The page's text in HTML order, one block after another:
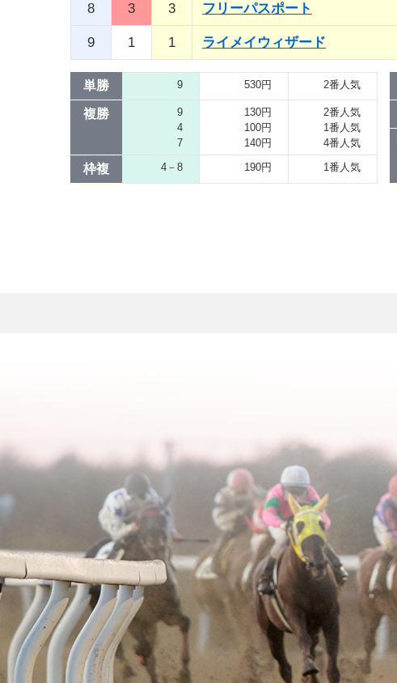
8 3 3 フリーパスポート
9 1 1 ライメイウィザード
単勝 9 530円 2番人気
複勝
9
4
7
130円
100円
140円
2番人気
1番人気
4番人気
枠複 4－8 190円 1番人気